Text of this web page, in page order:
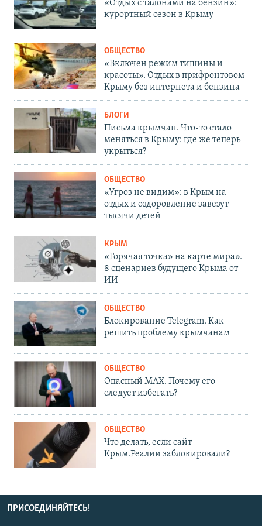
«Отдых с талонами на бензин»:
курортный сезон в Крыму
ОБЩЕСТВО
«Включен режим тишины и
красоты». Отдых в прифронтовом
Крыму без интернета и бензина
БЛОГИ
Письма крымчан. Что-то стало
меняться в Крыму: где же теперь
укрыться?
ОБЩЕСТВО
«Угроз не видим»: в Крым на
отдых и оздоровление завезут
тысячи детей
КРЫМ
«Горячая точка» на карте мира».
8 сценариев будущего Крыма от
ИИ
ОБЩЕСТВО
Блокирование Telegram. Как
решить проблему крымчанам
ОБЩЕСТВО
Опасный MAX. Почему его
следует избегать?
ОБЩЕСТВО
Что делать, если сайт
Крым.Реалии заблокировали?
ПРИСОЕДИНЯЙТЕСЬ!